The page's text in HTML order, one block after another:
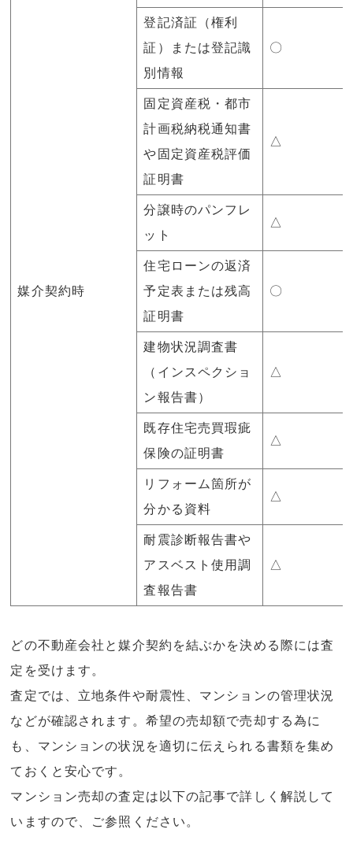
媒介契約時
登記済証（権利
証）または登記識
別情報
〇
固定資産税・都市
計画税納税通知書
や固定資産税評価
証明書
△
分譲時のパンフレ
ット
△
住宅ローンの返済
予定表または残高
証明書
〇
建物状況調査書
（インスペクショ
ン報告書）
△
既存住宅売買瑕疵
保険の証明書
△
リフォーム箇所が
分かる資料
△
耐震診断報告書や
アスベスト使用調
査報告書
△
どの不動産会社と媒介契約を結ぶかを決める際には査
定を受けます。
査定では、立地条件や耐震性、マンションの管理状況
などが確認されます。希望の売却額で売却する為に
も、マンションの状況を適切に伝えられる書類を集め
ておくと安心です。
マンション売却の査定は以下の記事で詳しく解説して
いますので、ご参照ください。